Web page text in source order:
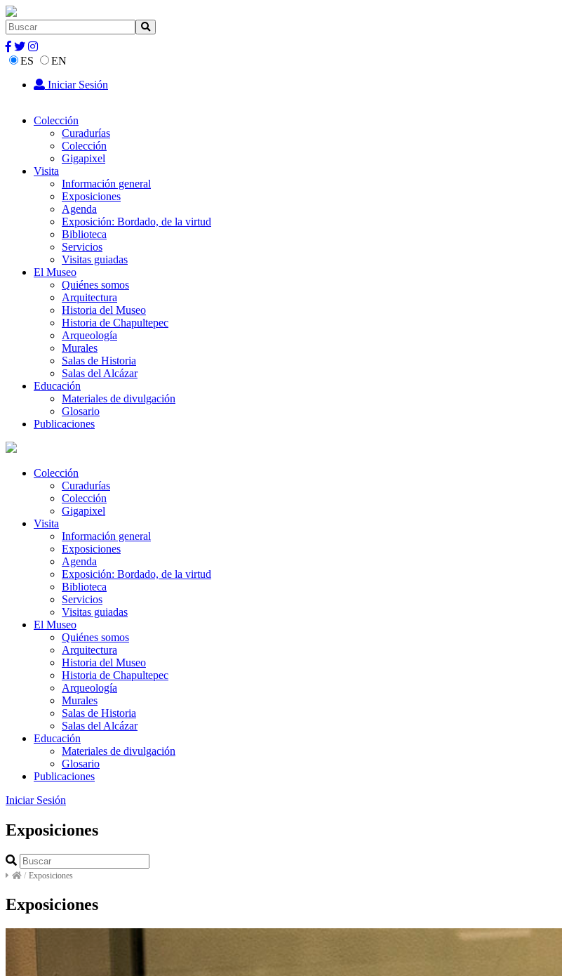
ES
EN
Iniciar Sesión
Colección
Curadurías
Colección
Gigapixel
Visita
Información general
Exposiciones
Agenda
Exposición: Bordado, de la virtud
Biblioteca
Servicios
Visitas guiadas
El Museo
Quiénes somos
Arquitectura
Historia del Museo
Historia de Chapultepec
Arqueología
Murales
Salas de Historia
Salas del Alcázar
Educación
Materiales de divulgación
Glosario
Publicaciones
Colección
Curadurías
Colección
Gigapixel
Visita
Información general
Exposiciones
Agenda
Exposición: Bordado, de la virtud
Biblioteca
Servicios
Visitas guiadas
El Museo
Quiénes somos
Arquitectura
Historia del Museo
Historia de Chapultepec
Arqueología
Murales
Salas de Historia
Salas del Alcázar
Educación
Materiales de divulgación
Glosario
Publicaciones
Iniciar Sesión
Exposiciones
/ Exposiciones
Exposiciones